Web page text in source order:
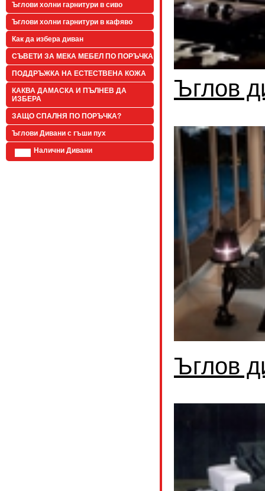
Ъглови холни гарнитури в сиво
Ъглови холни гарнитури в кафяво
Как да избера диван
СЪВЕТИ ЗА МЕКА МЕБЕЛ ПО ПОРЪЧКА
ПОДДРЪЖКА НА ЕСТЕСТВЕНА КОЖА
КАКВА ДАМАСКА И ПЪЛНЕВ ДА
ИЗБЕРА
ЗАЩО СПАЛНЯ ПО ПОРЪЧКА?
Ъглови Дивани с гъши пух
Налични Дивани
Ъглов
Ъглов